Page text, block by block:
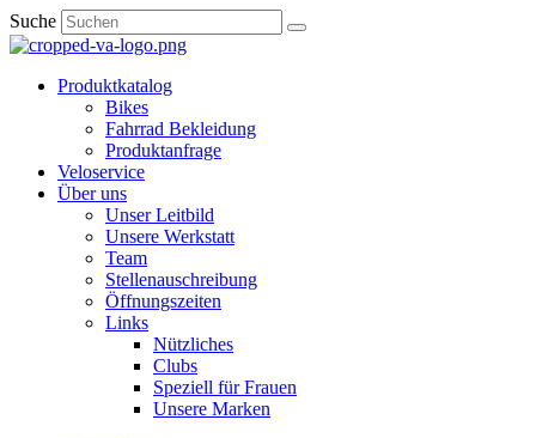
Suche
Produktkatalog
Bikes
Fahrrad Bekleidung
Produktanfrage
Veloservice
Über uns
Unser Leitbild
Unsere Werkstatt
Team
Stellenauschreibung
Öffnungszeiten
Links
Nützliches
Clubs
Speziell für Frauen​
Unsere Marken